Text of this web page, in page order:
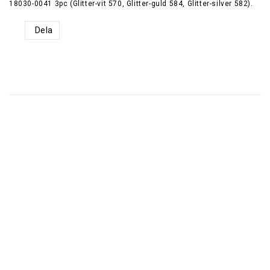
18030-0041 3pc (Glitter-vit 570, Glitter-guld 584, Glitter-silver 582).
Dela